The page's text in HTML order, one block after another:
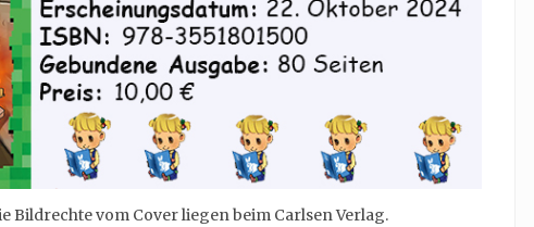
Bildrechte vom Cover liegen beim Carlsen Verlag.